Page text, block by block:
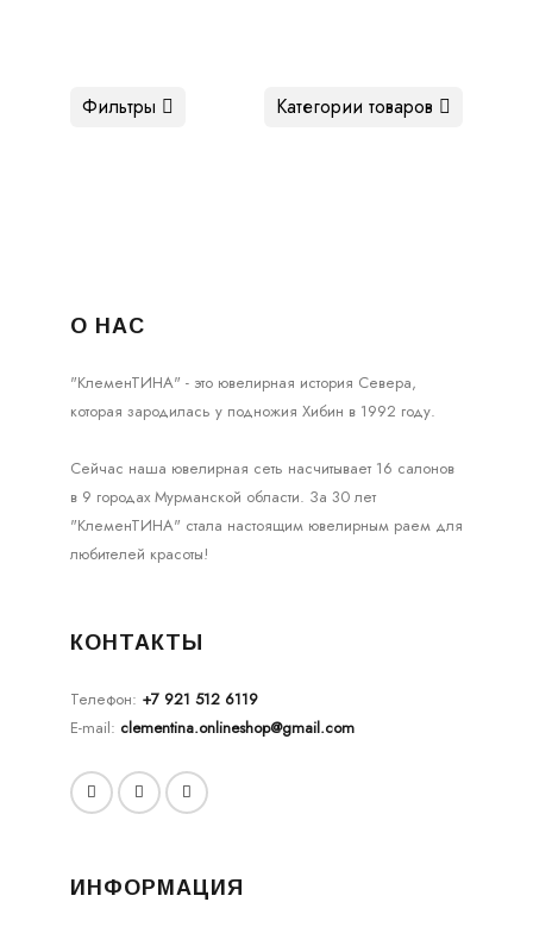
Категории товаров
Фильтры
О НАС
"КлеменТИНА" - это ювелирная история Севера,
которая зародилась у подножия Хибин в 1992 году.
Сейчас наша ювелирная сеть насчитывает 16 салонов
в 9 городах Мурманской области. За 30 лет
"КлеменТИНА" стала настоящим ювелирным раем для
любителей красоты!
КОНТАКТЫ
Телефон: +7 921 512 6119
E-mail: clementina.onlineshop@gmail.com
ИНФОРМАЦИЯ